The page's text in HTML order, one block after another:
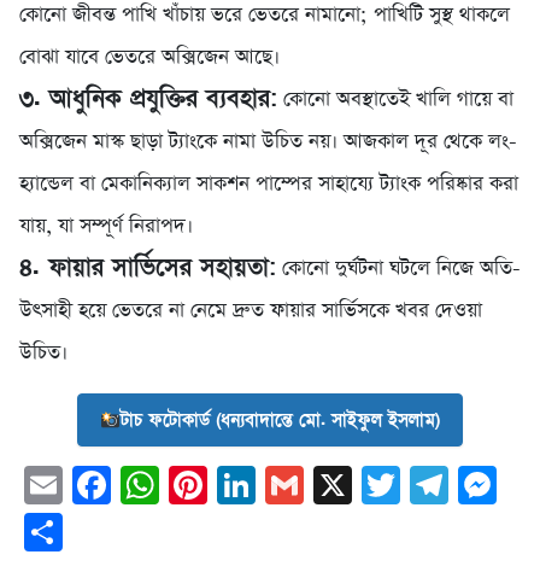
কোনো জীবন্ত পাখি খাঁচায় ভরে ভেতরে নামানো; পাখিটি সুস্থ থাকলে
বোঝা যাবে ভেতরে অক্সিজেন আছে।
৩. আধুনিক প্রযুক্তির ব্যবহার: কোনো অবস্থাতেই খালি গায়ে বা
অক্সিজেন মাস্ক ছাড়া ট্যাংকে নামা উচিত নয়। আজকাল দূর থেকে লং-
হ্যান্ডেল বা মেকানিক্যাল সাকশন পাম্পের সাহায্যে ট্যাংক পরিষ্কার করা
যায়, যা সম্পূর্ণ নিরাপদ।
৪. ফায়ার সার্ভিসের সহায়তা: কোনো দুর্ঘটনা ঘটলে নিজে অতি-
উৎসাহী হয়ে ভেতরে না নেমে দ্রুত ফায়ার সার্ভিসকে খবর দেওয়া
উচিত।
টাচ ফটোকার্ড (ধন্যবাদান্তে মো. সাইফুল ইসলাম)
EmailFacebook
WhatsApp
Pinterest
LinkedIn
Gmail
X Twitter